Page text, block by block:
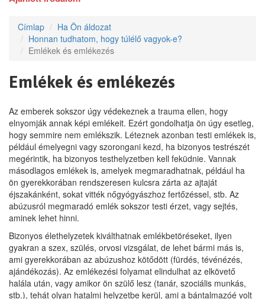
Címlap
Ha Ön áldozat
Honnan tudhatom, hogy túlélő vagyok-e?
Emlékek és emlékezés
Emlékek és emlékezés
Az emberek sokszor úgy védekeznek a trauma ellen, hogy
elnyomják annak képi emlékeit. Ezért gondolhatja ön úgy esetleg,
hogy semmire nem emlékszik. Léteznek azonban testi emlékek is,
például émelyegni vagy szorongani kezd, ha bizonyos testrészét
megérintik, ha bizonyos testhelyzetben kell feküdnie. Vannak
másodlagos emlékek is, amelyek megmaradhatnak, például ha
ön gyerekkorában rendszeresen kulcsra zárta az ajtaját
éjszakánként, sokat vitték nőgyógyászhoz fertőzéssel, stb. Az
abúzusról megmaradó emlék sokszor testi érzet, vagy sejtés,
aminek lehet hinni.
Bizonyos élethelyzetek kiválthatnak emlékbetöréseket, ilyen
gyakran a szex, szülés, orvosi vizsgálat, de lehet bármi más is,
ami gyerekkorában az abúzushoz kötődött (fürdés, tévénézés,
ajándékozás). Az emlékezési folyamat elindulhat az elkövető
halála után, vagy amikor ön szülő lesz (tanár, szociális munkás,
stb.), tehát olyan hatalmi helyzetbe kerül, ami a bántalmazóé volt